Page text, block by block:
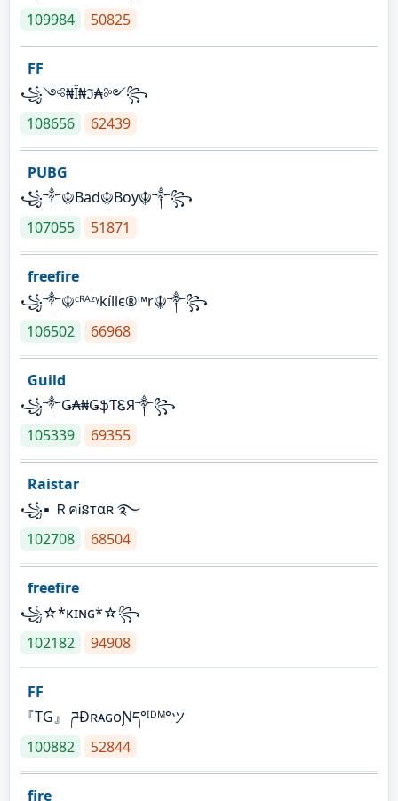
109984
50825
FF
꧁༺₦Ї₦ℑ₳༻꧂
108656
62439
PUBG
꧁༒☬Bad☬Boy☬༒꧂
107055
51871
freefire
꧁༒☬ᶜᴿᴬᶻᵞkíllє®™r☬༒꧂
106502
66968
Guild
꧁༒Ǥ₳₦ǤֆƬᏋЯ༒꧂
105339
69355
Raistar
꧁▪ ＲคᎥនтαʀ ࿐
102708
68504
freefire
꧁☆*κɪɴɢ*☆꧂
102182
94908
FF
『TG』 ཌĐʀᴀɢᴏƝད°ᴵᴰᴹ°ツ
100882
52844
fire